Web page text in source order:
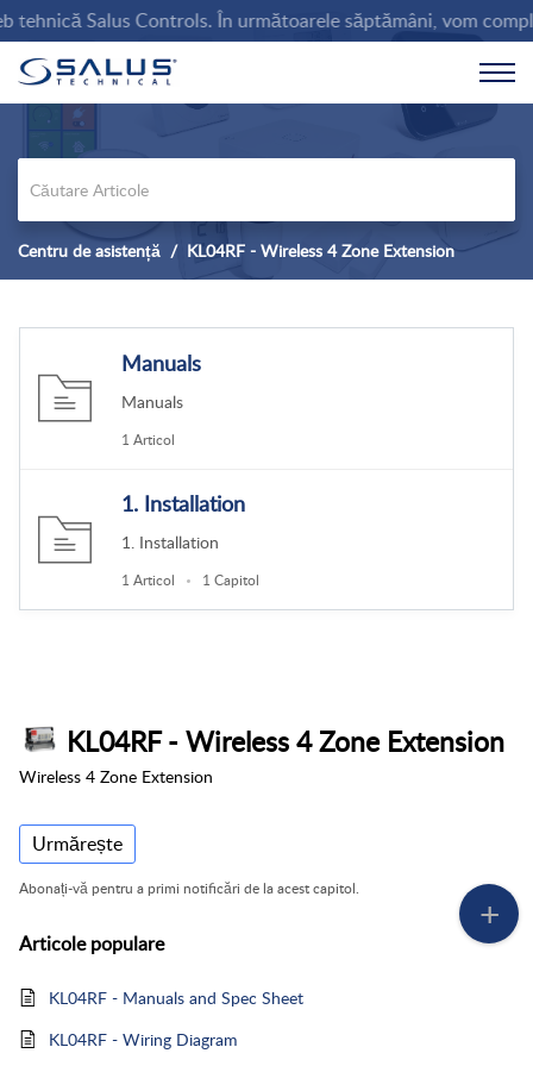
Salus Controls. În următoarele săptămâni, vom
Centru de asistență KL04RF - Wireless 4 Zone Extension
Manuals
Manuals
1 Articol
1. Installation
1. Installation
1 Articol 1 Capitol
KL04RF - Wireless 4 Zone Extension
Wireless 4 Zone Extension
Urmărește
Abonați-vă pentru a primi notificări de la acest capitol.
Articolepopulare
KL04RF - Manuals and Spec Sheet
KL04RF - Wiring Diagram